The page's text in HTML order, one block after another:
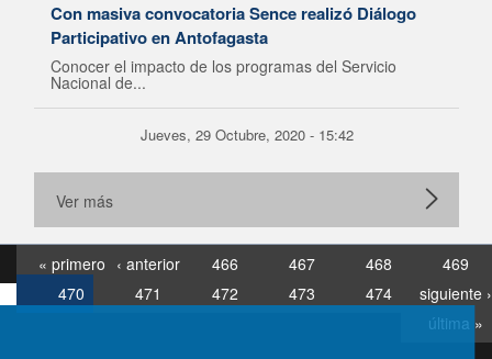
Con masiva convocatoria Sence realizó Diálogo
Participativo en Antofagasta
Conocer el impacto de los programas del Servicio
Nacional de...
Jueves, 29 Octubre, 2020 - 15:42
Ver más
« primero ‹ anterior 466 467 468
469
470
471 472 473 474
siguiente ›
última »